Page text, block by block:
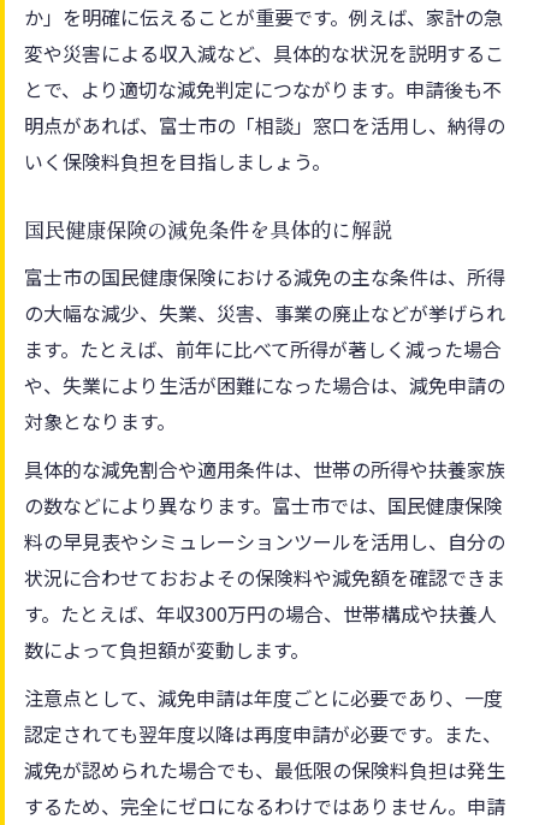
か」を明確に伝えることが重要です。例えば、家計の急
変や災害による収入減など、具体的な状況を説明するこ
とで、より適切な減免判定につながります。申請後も不
明点があれば、富士市の「相談」窓口を活用し、納得の
いく保険料負担を目指しましょう。
国民健康保険の減免条件を具体的に解説
富士市の国民健康保険における減免の主な条件は、所得
の大幅な減少、失業、災害、事業の廃止などが挙げられ
ます。たとえば、前年に比べて所得が著しく減った場合
や、失業により生活が困難になった場合は、減免申請の
対象となります。
具体的な減免割合や適用条件は、世帯の所得や扶養家族
の数などにより異なります。富士市では、国民健康保険
料の早見表やシミュレーションツールを活用し、自分の
状況に合わせておおよその保険料や減免額を確認できま
す。たとえば、年収300万円の場合、世帯構成や扶養人
数によって負担額が変動します。
注意点として、減免申請は年度ごとに必要であり、一度
認定されても翌年度以降は再度申請が必要です。また、
減免が認められた場合でも、最低限の保険料負担は発生
するため、完全にゼロになるわけではありません。申請